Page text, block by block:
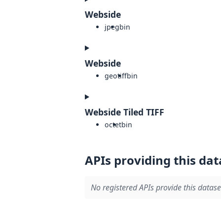
Webside
jpegbin
Webside
geotiffbin
Webside Tiled TIFF
octetbin
APIs providing this
No registered APIs provide this